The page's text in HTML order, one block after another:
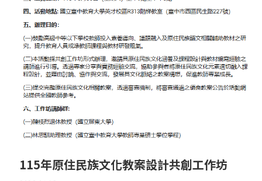
115年原住民族文化教案設計共創工作坊